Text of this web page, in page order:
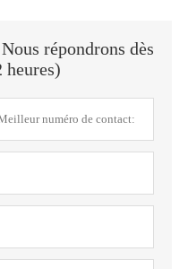
répondrons dès
heures)